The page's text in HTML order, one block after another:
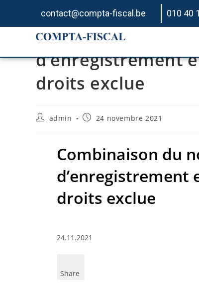
contact@compta-fiscal.be 010 40
Combinaison du
d’enregistrement
droits exclue
admin 24 novembre 2021
Combinaison du
d’enregistrement
droits exclue
24.11.2021
Share